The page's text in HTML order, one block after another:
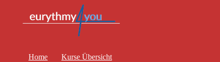
Home Kurse Übersicht